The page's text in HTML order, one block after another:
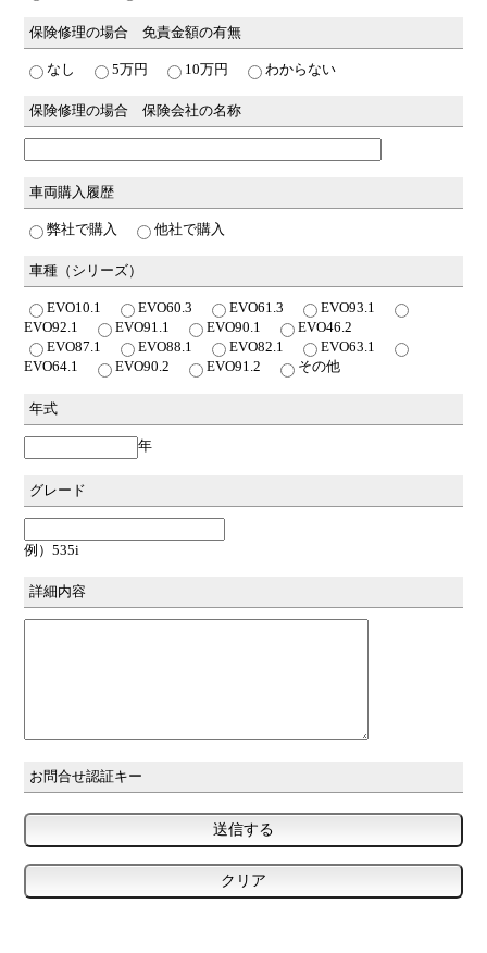
保険修理の場合 免責金額の有無
なし 5万円 10万円 わからない
保険修理の場合 保険会社の名称
車両購入履歴
弊社で購入 他社で購入
車種（シリーズ）
EVO10.1 EVO60.3 EVO61.3
EVO93.1
EVO92.1
EVO91.1 EVO90.1
EVO46.2
EVO87.1
EVO88.1 EVO82.1
EVO63.1
EVO64.1
EVO90.2 EVO91.2 その他
年式
年
グレード
例）535i
詳細内容
お問合せ認証キー